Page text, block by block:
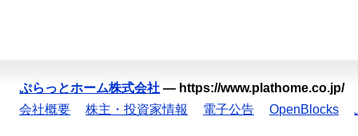
ぷらっとホーム株式会社 — https://www.plathome.co.jp/
会社概要
株主・投資家情報 電子公告 OpenBlocks